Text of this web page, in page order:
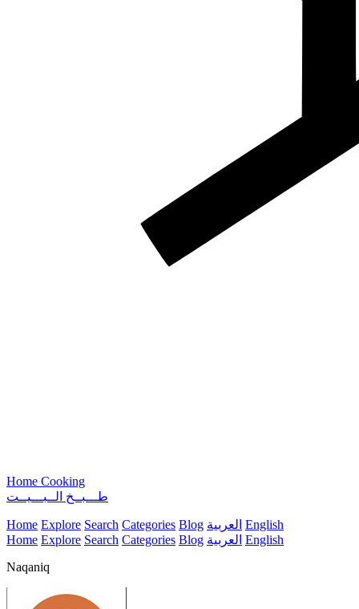
Home Cooking
طـــبــخ الــبـــيــت
Home Explore Search Categories Blog العربية English
Home Explore Search Categories Blog العربية English
Naqaniq